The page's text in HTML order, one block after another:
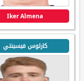
Iker Almena
كارلوس فيسينتي